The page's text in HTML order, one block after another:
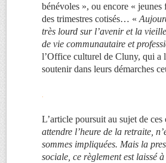
bénévoles », ou encore «
des trimestres cotisés… «
très lourd sur l’avenir et la
de vie communautaire et
l’Office culturel de Cluny, qui a
soutenir dans leurs démarches
.
L’article poursuit au sujet de ces
attendre l’heure de la retraite,
sommes impliquées. Mais la
sociale, ce règlement est laissé